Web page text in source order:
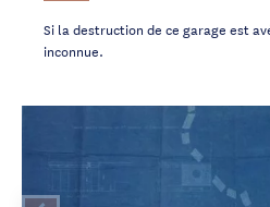
Si la destruction de ce garage est
inconnue.